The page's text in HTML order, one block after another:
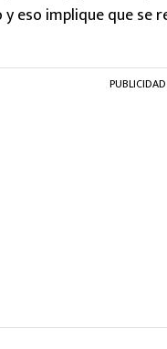
eso implique que se
PUBLICIDAD